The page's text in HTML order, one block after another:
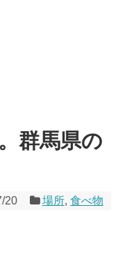
群馬県の
20 場所, 食べ物